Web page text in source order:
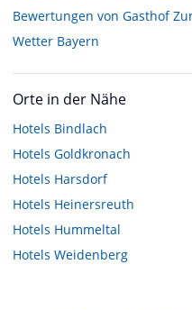
Bewertungen von Gasthof
Wetter Bayern
Orte in der Nähe
Hotels Bindlach
Hotels Goldkronach
Hotels Harsdorf
Hotels Heinersreuth
Hotels Hummeltal
Hotels Weidenberg